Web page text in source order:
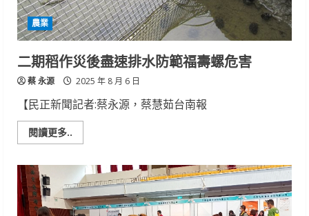
會
海
中
霸
王」
打
造
沉
浸
古
海
洋
農業
二期稻作災後盡速排水防範福壽螺危害
蔡 永源 2025 年 8 月 6 日
【民正新聞記者:蔡永源，蔡慧茹台南報
閱讀更多..
more
期
稻
作
災
後